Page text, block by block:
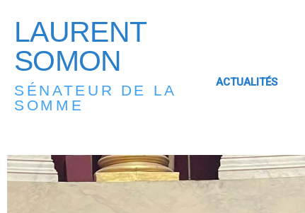
LAURENT
SOMON
SÉNATEUR DE LA
SOMME
ACTUALITÉS